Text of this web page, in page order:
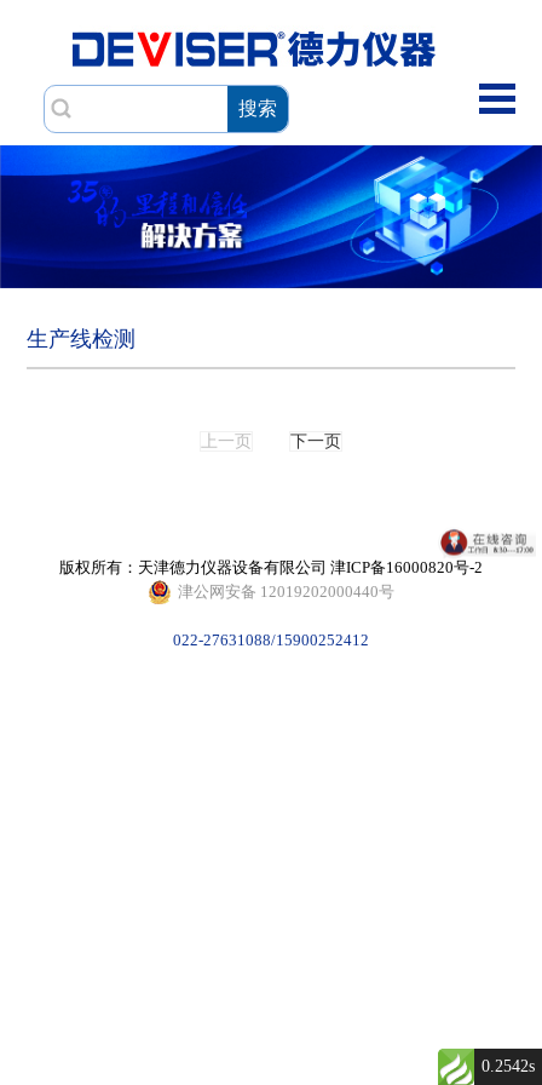
搜索
生产线检测
上一页 下一页
版权所有：天津德力仪器设备有限公司 津ICP备16000820号-2
津公网安备 12019202000440号
022-27631088/15900252412
0.2542s